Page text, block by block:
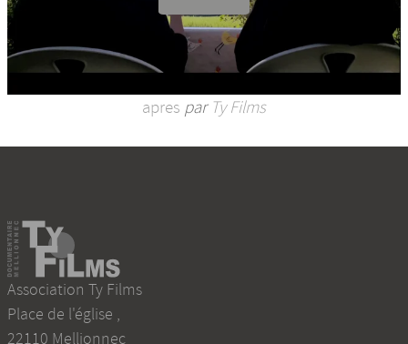
apres par Ty Films
Association Ty Films
Place de l'église ,
22110 Mellionnec